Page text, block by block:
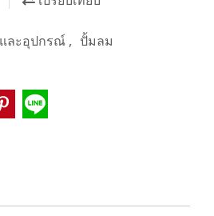
ละอุปกรณ์ , ปั้มลม